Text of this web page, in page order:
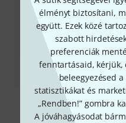
élményt biztosítani,
együtt. Ezek közé
szabott
preferenciák
fenntartásaid, kérjük,
beleegyezésed
statisztikákat és
„Rendben!” gombra
A jóváhagyásodat
Tesztbeszámoló
TMA-2 Studio